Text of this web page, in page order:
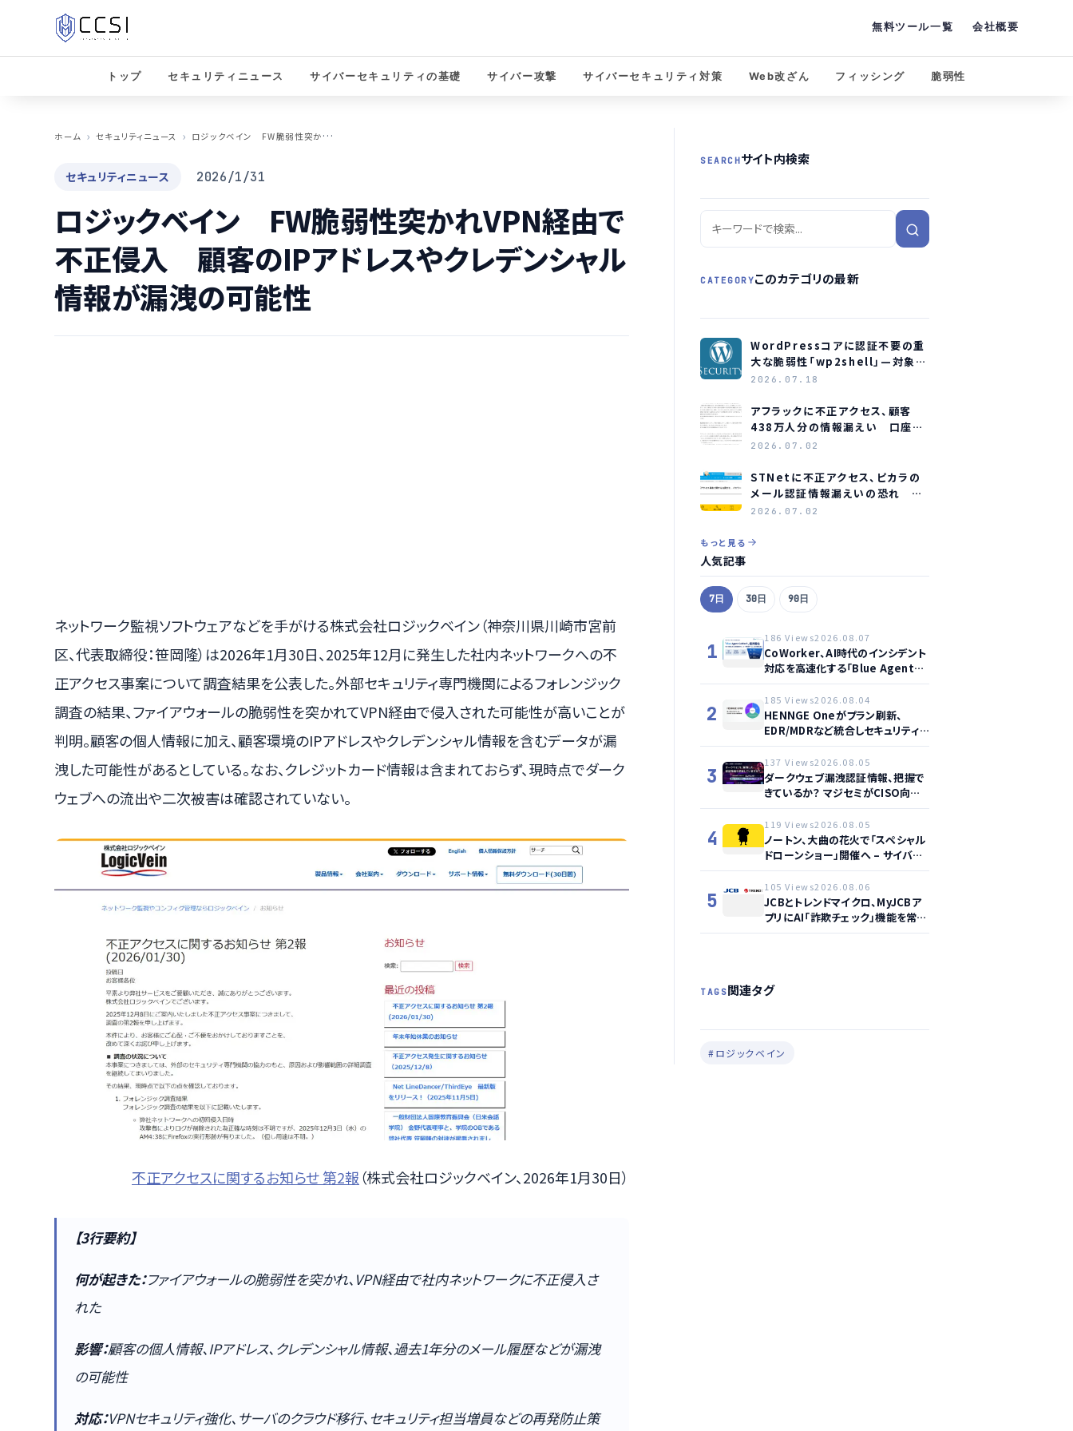
無料ツール一覧 会社概要
トップ セキュリティニュース サイバーセキュリティの基礎 サイバー攻撃 サイバーセキュリティ対策 Web改ざん フィッシング 脆弱性
ホーム
セキュリティニュース ロ
ジックベイン FW脆弱性突かれVPN経由で不正侵入 顧客のIPアドレスやクレデンシャル情報が漏洩の可能性
セキュリティニュース 2026/1/31
ロジックベイン FW脆弱性突かれVPN経由で
不正侵入 顧客のIPアドレスやクレデンシャル
情報が漏洩の可能性
ネットワーク監視ソフトウェアなどを手がける株式会社ロジックベイン（神奈川県川崎市宮前
区、代表取締役：笹岡隆）は2026年1月30日、2025年12月に発生した社内ネットワークへの不
正アクセス事案について調査結果を公表した。外部セキュリティ専門機関によるフォレンジック
調査の結果、ファイアウォールの脆弱性を突かれてVPN経由で侵入された可能性が高いことが
判明。顧客の個人情報に加え、顧客環境のIPアドレスやクレデンシャル情報を含むデータが漏
洩した可能性があるとしている。なお、クレジットカード情報は含まれておらず、現時点でダーク
ウェブへの流出や二次被害は確認されていない。
不正アクセスに関するお知らせ 第2報（株式会社ロジックベイン、2026年1月30日）
【3行要約】
何が起きた：ファイアウォールの脆弱性を突かれ、VPN経由で社内ネットワークに不正侵入さ
れた
影響：顧客の個人情報、IPアドレス、クレデンシャル情報、過去1年分のメール履歴などが漏洩
の可能性
対応：VPNセキュリティ強化、サーバのクラウド移行、セキュリティ担当増員などの再発防止策
SEARCHサイト内検索
CATEGORYこのカテゴリの最新
WordPressコアに認証不要の重
大な脆弱性「wp2shell」—対象バ
ージョンと緊急対応
2026.07.18
アフラックに不正アクセス、顧客
438万人分の情報漏えい 口座情
報含む顧客も約23万人分
2026.07.02
STNetに不正アクセス、ピカラの
メール認証情報漏えいの恐れ 全
利用者にパスワード変更を要請
2026.07.02
もっと見る
人気記事
7日 30日 90日
1
186 Views2026.08.07
CoWorker、AI時代のインシデント
対応を高速化する「Blue Agent
CoWork」を提供開始
2
185 Views2026.08.04
HENNGE Oneがプラン刷新、
EDR/MDRなど統合しセキュリティ
強化へ
3
137 Views2026.08.05
ダークウェブ漏洩認証情報、把握で
きているか？ マジセミがCISO向け
ウェビナー開催へ
4
119 Views2026.08.05
ノートン、大曲の花火で「スペシャル
ドローンショー」開催へ – サイバー
セーフティ啓発
5
105 Views2026.08.06
JCBとトレンドマイクロ、MyJCBア
プリにAI「詐欺チェック」機能を常設
し不正対策を強化
TAGS関連タグ
#ロジックベイン